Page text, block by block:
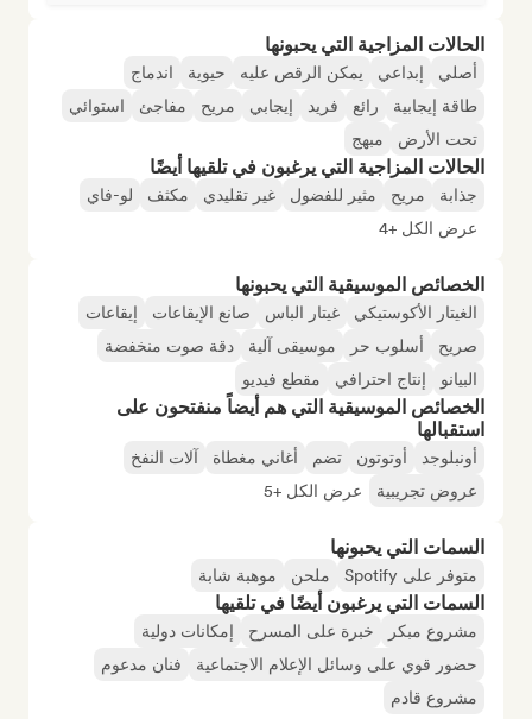
الحالات المزاجية التي يحبونها
أصلي إبداعي يمكن الرقص عليه حيوية
اندماج
طاقة إيجابية
رائع فريد إيجابي مريح مفاجئ
استوائي
تحت الأرض
مبهج
الحالات المزاجية التي يرغبون في تلقيها أيضًا
جذابة مريح مثير للفضول غير تقليدي مكثف
لو-فاي
عرض الكل +4
الخصائص الموسيقية التي يحبونها
الغيتار الأكوستيكي غيتار الباس صانع الإيقاعات
إيقاعات
صريح
أسلوب حر موسيقى آلية
دقة صوت منخفضة
البيانو
إنتاج احترافي مقطع فيديو
الخصائص الموسيقية التي هم أيضاً منفتحون على
استقبالها
أونبلوجد أوتوتون تضم أغاني مغطاة
آلات النفخ
عروض تجريبية
عرض الكل +5
السمات التي يحبونها
متوفر على Spotify ملحن موهبة شابة
السمات التي يرغبون أيضًا في تلقيها
مشروع مبكر خبرة على المسرح
إمكانات دولية
حضور قوي على وسائل الإعلام الاجتماعية
فنان مدعوم
مشروع قادم